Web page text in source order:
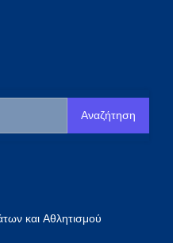
Αναζήτηση
και Αθλητισμού